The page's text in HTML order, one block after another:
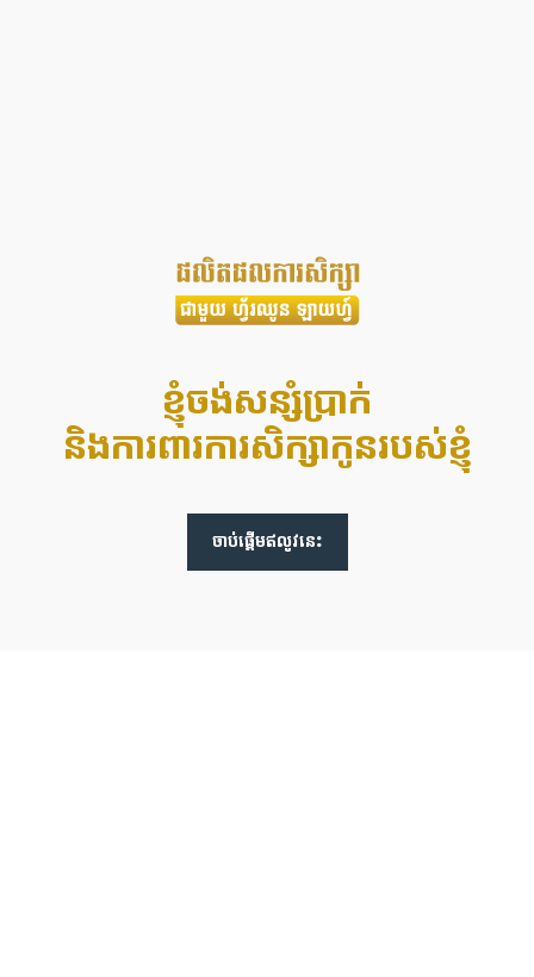
ខ្ញុំចង់សន្សំប្រាក់
និងការពារការសិក្សាកូនរបស់ខ្ញុំ
ចាប់ផ្តើមឥលូវនេះ